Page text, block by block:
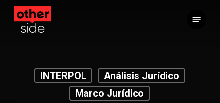
Saltar
contenido
INTERPOL
Análisis Jurídico
Marco Jurídico